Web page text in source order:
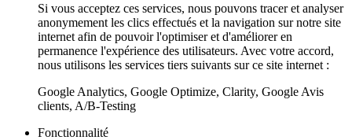
Si vous acceptez ces services, nous pouvons tracer et analyser
anonymement les clics effectués et la navigation sur notre site
internet afin de pouvoir l'optimiser et d'améliorer en
permanence l'expérience des utilisateurs. Avec votre accord,
nous utilisons les services tiers suivants sur ce site internet :
Google Analytics, Google Optimize, Clarity, Google Avis
clients, A/B-Testing
Fonctionnalité